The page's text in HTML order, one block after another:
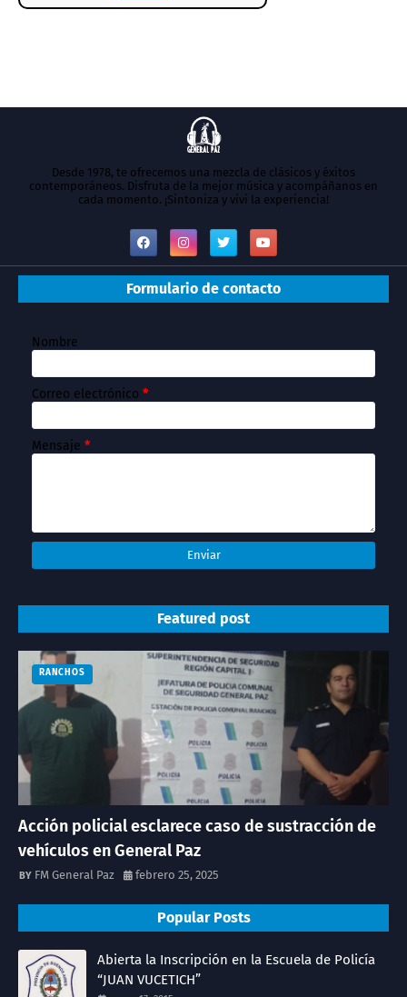
Desde 1978, te ofrecemos una mezcla de clásicos y éxitos
contemporáneos. Disfruta de la mejor música y acompáñanos en
cada momento. ¡Sintoniza y vivi la experiencia!
Formulario de contacto
Nombre
Correo electrónico *
Mensaje *
Featured post
RANCHOS
Acción policial esclarece caso de sustracción de
vehículos en General Paz
FM General Paz febrero 25, 2025
Popular Posts
Abierta la Inscripción en la Escuela de Policía
“JUAN VUCETICH”